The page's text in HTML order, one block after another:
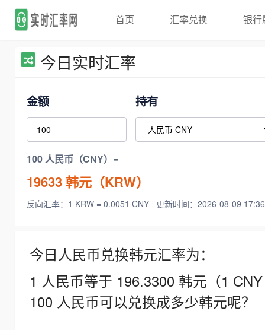
首页 汇率兑换 银行
今日实时汇率
金额 持有
100 人民币（CNY）=
19633韩元（KRW）
反向汇率：1 KRW = 0.0051 CNY 更新时间：2026-08-09
今日人民币兑换韩元汇率为：
1 人民币等于 196.3300 韩元（1
100 人民币可以兑换成多少韩元呢？